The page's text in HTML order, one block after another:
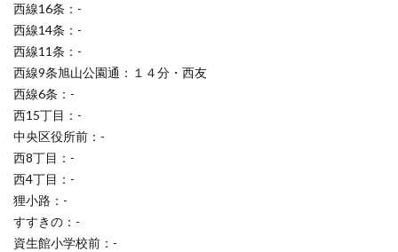
西線16条：-
西線14条：-
西線11条：-
西線9条旭山公園通：１４分・西友
西線6条：-
西15丁目：-
中央区役所前：-
西8丁目：-
西4丁目：-
狸小路：-
すすきの：-
資生館小学校前：-